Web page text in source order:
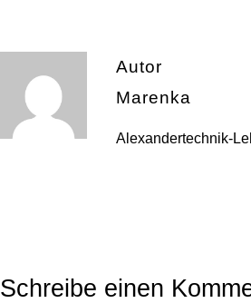
Autor
Marenka
Alexandertechnik-
Schreibe einen